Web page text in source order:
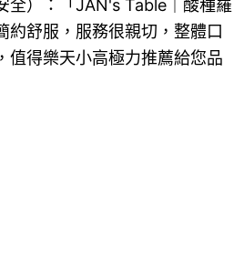
全）： 「 JAN's Table｜酸種羅
約舒服，服務很親切，整體口
值得樂天小高極力推薦給您品